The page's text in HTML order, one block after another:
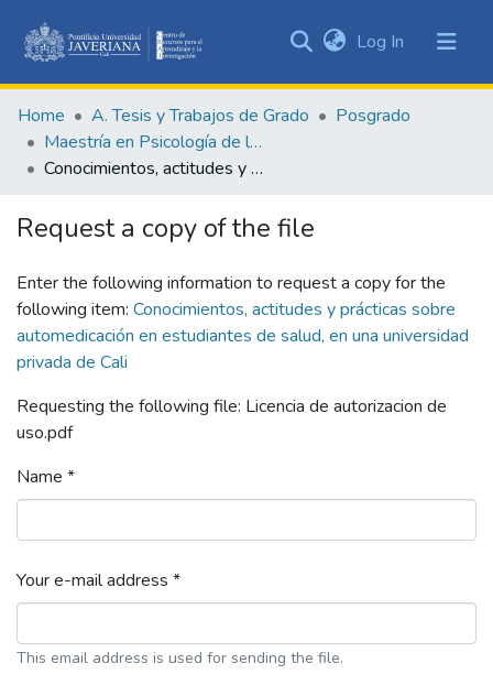
&
Collections
All of DSpace
Statistics
Log In (current)
Home A. Tesis y Trabajos de Grado
Posgrado
Maestría en Psicología de la Salud
Conocimientos, actitudes y prácticas sobre automedicación en estudiantes de salud, en una universidad privada de Cali
Request a copy of the file
Enter the following information to request a copy for the
following item: Conocimientos, actitudes y prácticas sobre
automedicación en estudiantes de salud, en una universidad
privada de Cali
Requesting the following file: Licencia de autorizacion de
uso.pdf
Name *
Your e-mail address *
This email address is used for sending the file.